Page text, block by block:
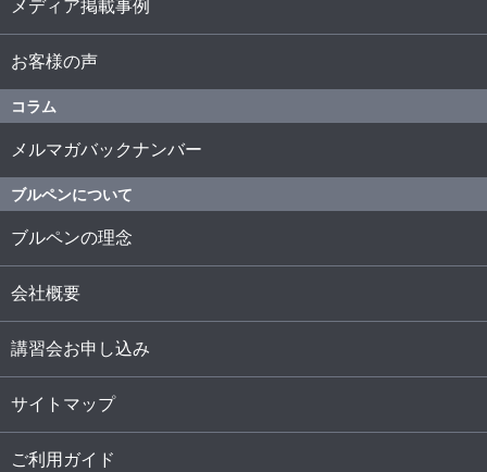
メディア掲載事例
お客様の声
コラム
メルマガバックナンバー
ブルペンについて
ブルペンの理念
会社概要
講習会お申し込み
サイトマップ
ご利用ガイド